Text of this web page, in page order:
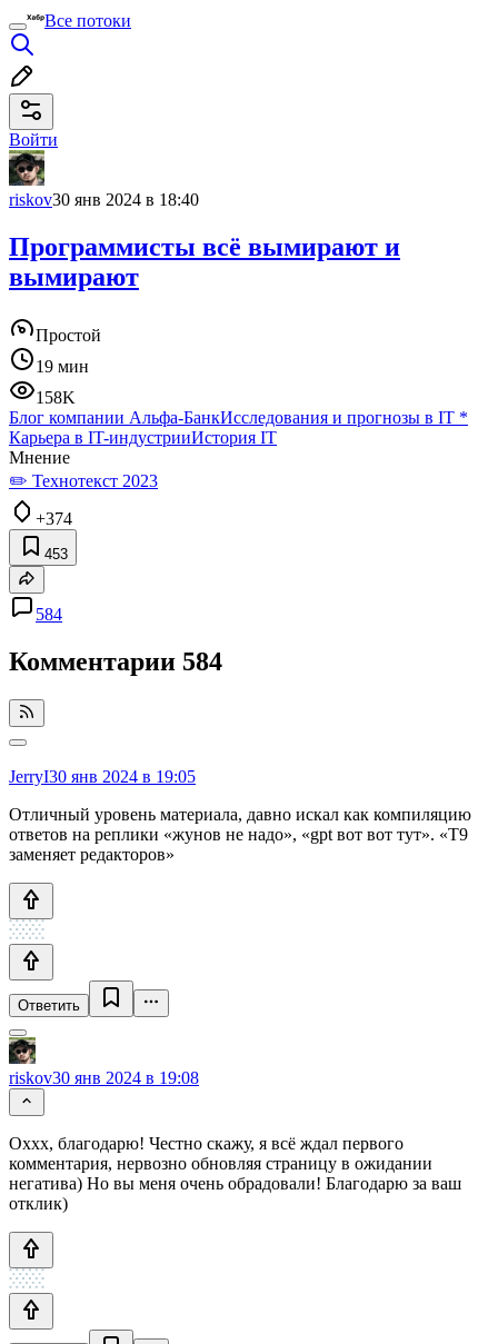
Все потоки
Войти
riskov30 янв 2024 в 18:40
Программисты всё вымирают и
вымирают
Простой
19 мин
158K
Блог компании Альфа-БанкИсследования и прогнозы в IT *
Карьера в IT-индустрииИстория IT
Мнение
✏️ Технотекст 2023
+374
453
584
Комментарии 584
JerryI30 янв 2024 в 19:05
Отличный уровень материала, давно искал как компиляцию
ответов на реплики «жунов не надо», «gpt вот вот тут». «Т9
заменяет редакторов»
Ответить
riskov30 янв 2024 в 19:08
Оххх, благодарю! Честно скажу, я всё ждал первого
комментария, нервозно обновляя страницу в ожидании
негатива) Но вы меня очень обрадовали! Благодарю за ваш
отклик)